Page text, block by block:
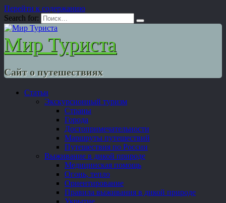
Перейти к содержанию
Search for:
Мир Туриста
Сайт о путешествиях
Статьи
Экскурсионный туризм
Страны
Города
Достопримечательности
Маршруты путешествий
Путешествия по России
Выживание в дикой природе
Медицинская помощь
Огонь, тепло
Ориентирование
Правила выживания в дикой природе
Укрытие